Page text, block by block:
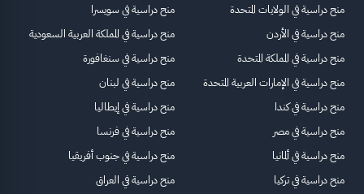
منح دراسية في الولايات المتحدة
منح دراسية في الأردن
منح دراسية في المملكة المتحدة
منح دراسية في الإمارات العربية المتحدة
منح دراسية في كندا
منح دراسية في مصر
منح دراسية في ألمانيا
منح دراسية في تركيا
منح دراسية في سويسرا
منح دراسية في المملكة العربية السعودية
منح دراسية في سنغافورة
منح دراسية في لبنان
منح دراسية في إيطاليا
منح دراسية في فرنسا
منح دراسية في جنوب أفريقيا
منح دراسية في العراق